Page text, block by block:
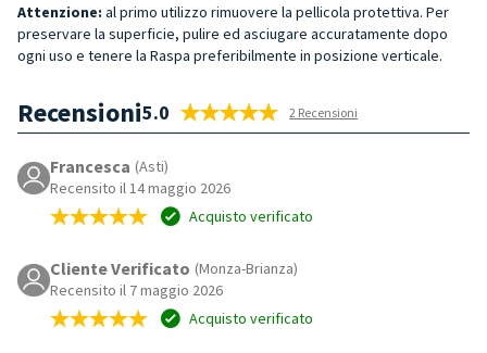
Attenzione: al primo utilizzo rimuovere la pellicola protettiva. Per
preservare la superficie, pulire ed asciugare accuratamente dopo
ogni uso e tenere la Raspa preferibilmente in posizione verticale.
Recensioni5.0 2 Recensioni
Francesca (Asti)
Recensito il 14 maggio 2026
Acquisto verificato
Cliente Verificato (Monza-Brianza)
Recensito il 7 maggio 2026
Acquisto verificato